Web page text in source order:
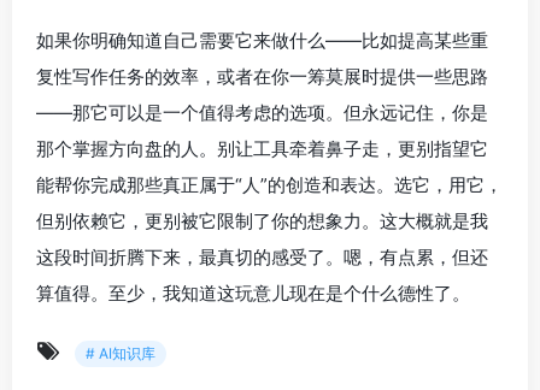
如果你明确知道自己需要它来做什么——比如提高某些重
复性写作任务的效率，或者在你一筹莫展时提供一些思路
——那它可以是一个值得考虑的选项。但永远记住，你是
那个掌握方向盘的人。别让工具牵着鼻子走，更别指望它
能帮你完成那些真正属于“人”的创造和表达。选它，用它，
但别依赖它，更别被它限制了你的想象力。这大概就是我
这段时间折腾下来，最真切的感受了。嗯，有点累，但还
算值得。至少，我知道这玩意儿现在是个什么德性了。
# AI知识库